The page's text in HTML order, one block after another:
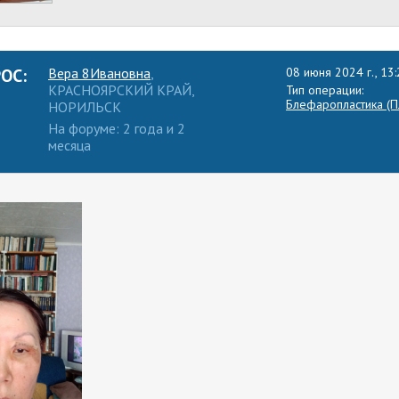
Вера 8Ивановна,
КРАСНОЯРСКИЙ КРАЙ,
НОРИЛЬСК
На форуме: 2 года и 2
месяца
08 июня 2024 г.,
Тип операции:
Блефаропластика